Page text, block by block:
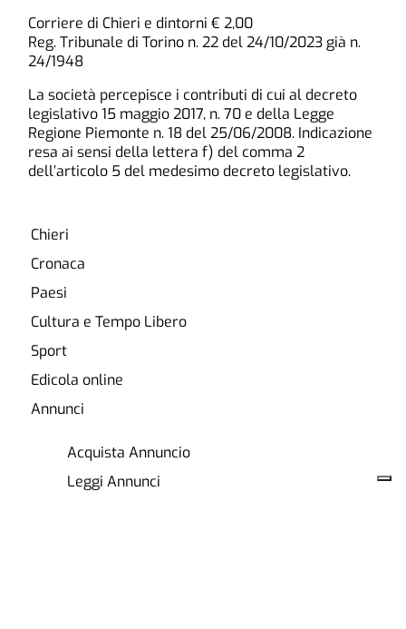
Corriere di Chieri e dintorni € 2,00
Reg. Tribunale di Torino n. 22 del 24/10/2023 già n.
24/1948
La società percepisce i contributi di cui al decreto
legislativo 15 maggio 2017, n. 70 e della Legge
Regione Piemonte n. 18 del 25/06/2008. Indicazione
resa ai sensi della lettera f) del comma 2
dell’articolo 5 del medesimo decreto legislativo.
Chieri
Cronaca
Paesi
Cultura e Tempo Libero
Sport
Edicola online
Annunci
Acquista Annuncio
Leggi Annunci